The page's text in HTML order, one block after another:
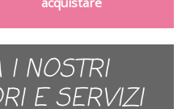
I NOSTRI
E SERVIZI